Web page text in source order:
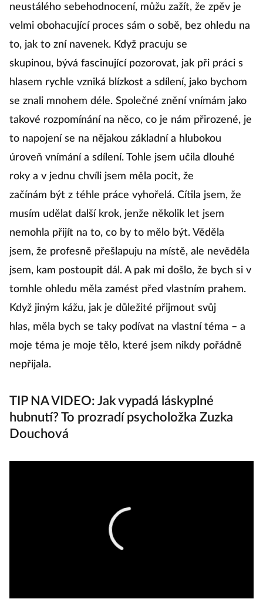
neustálého sebehodnocení, můžu zažít, že zpěv je
velmi obohacující proces sám o sobě, bez ohledu na
to, jak to zní navenek. Když pracuju se
skupinou, bývá fascinující pozorovat, jak při práci s
hlasem rychle vzniká blízkost a sdílení, jako bychom
se znali mnohem déle. Společné znění vnímám jako
takové rozpomínání na něco, co je nám přirozené, je
to napojení se na nějakou základní a hlubokou
úroveň vnímání a sdílení. Tohle jsem učila dlouhé
roky a v jednu chvíli jsem měla pocit, že
začínám být z téhle práce vyhořelá. Cítila jsem, že
musím udělat další krok, jenže několik let jsem
nemohla přijít na to, co by to mělo být. Věděla
jsem, že profesně přešlapuju na místě, ale nevěděla
jsem, kam postoupit dál. A pak mi došlo, že bych si v
tomhle ohledu měla zamést před vlastním prahem.
Když jiným kážu, jak je důležité přijmout svůj
hlas, měla bych se taky podívat na vlastní téma – a
moje téma je moje tělo, které jsem nikdy pořádně
nepřijala.
TIP NA VIDEO: Jak vypadá láskyplné
hubnutí? To prozradí psycholožka Zuzka
Douchová